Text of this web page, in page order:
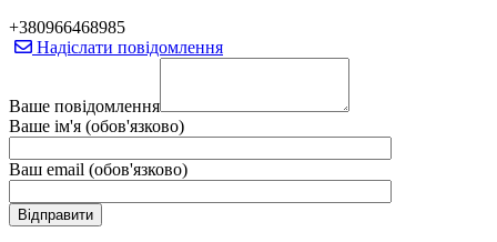
+380966468985
Надіслати повідомлення
Ваше повідомлення
Ваше ім'я (обов'язково)
Ваш email (обов'язково)